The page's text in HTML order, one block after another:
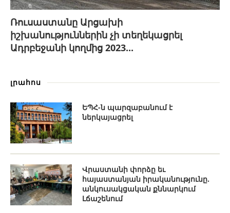
Ռուսաստանը Արցախի
իշխանություններին չի տեղեկացրել
Ադրբեջանի կողմից 2023...
լրահոս
ԵՊՀ-ն պարզաբանում է
ներկայացրել
Վրաստանի փորձը եւ
հայաստանյան իրականությունը.
անկուսակցական քննարկում
Լճաշենում